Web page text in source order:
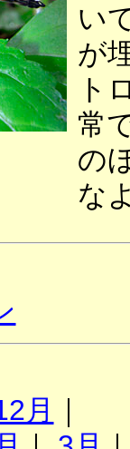
い
が
ト
常
の
な
月